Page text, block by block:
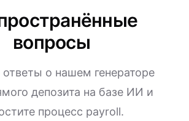
вопросы
ответы о нашем генераторе
депозита на базе ИИ и
процесс payroll.